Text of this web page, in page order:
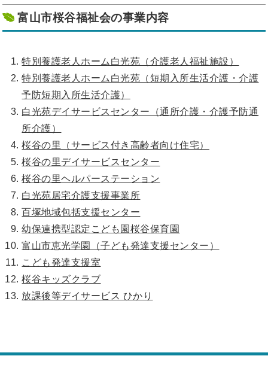
富山市桜谷福祉会の事業内容
特別養護老人ホーム白光苑（介護老人福祉施設）
特別養護老人ホーム白光苑（短期入所生活介護・介護
予防短期入所生活介護）
白光苑デイサービスセンター（通所介護・介護予防通
所介護）
桜谷の里（サービス付き高齢者向け住宅）
桜谷の里デイサービスセンター
桜谷の里ヘルパーステーション
白光苑居宅介護支援事業所
百塚地域包括支援センター
幼保連携型認定こども園桜谷保育園
富山市恵光学園（子ども発達支援センター）
こども発達支援室
桜谷キッズクラブ
放課後等デイサービス ひかり